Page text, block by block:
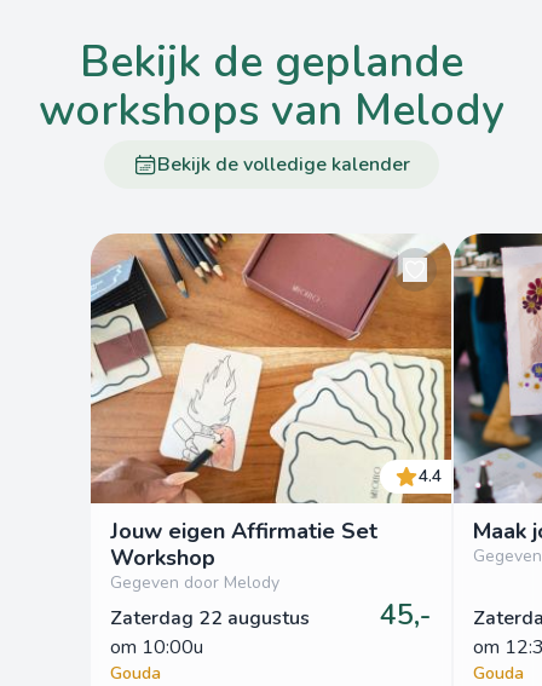
bekijk de geplande
workshops van Melody
Bekijk de volledige kalender
4.4
Jouw eigen Affirmatie Set
Workshop
Gegeven door Melody
Zaterdag 22 augustus
om 10:00u
45,-
Gouda
Maak
om
Gouda